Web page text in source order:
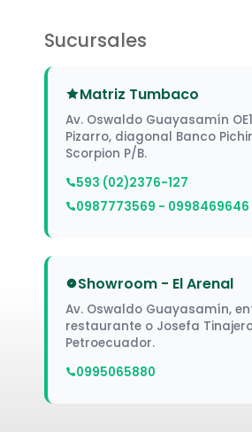
Sucursales
Matriz Tumbaco
Av. Oswaldo Guayasamín
Pizarro, diagonal Banco
Scorpion P/B.
593 (02)2376-127
0987773569 - 0998469646
Showroom - El Arenal
Av. Oswaldo Guayasamín,
restaurante o Josefa
Petroecuador.
0995065880